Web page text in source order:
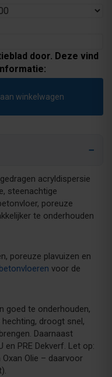
door. Deze vind
winkelwagen
acryldispersie
steenachtige
poreuze
te onderhouden
poreuze plavuizen en
voor de
goed te onderhouden,
droogt snel,
Daarnaast
en PRE Dekverf. Let op:
Olie – daarvoor